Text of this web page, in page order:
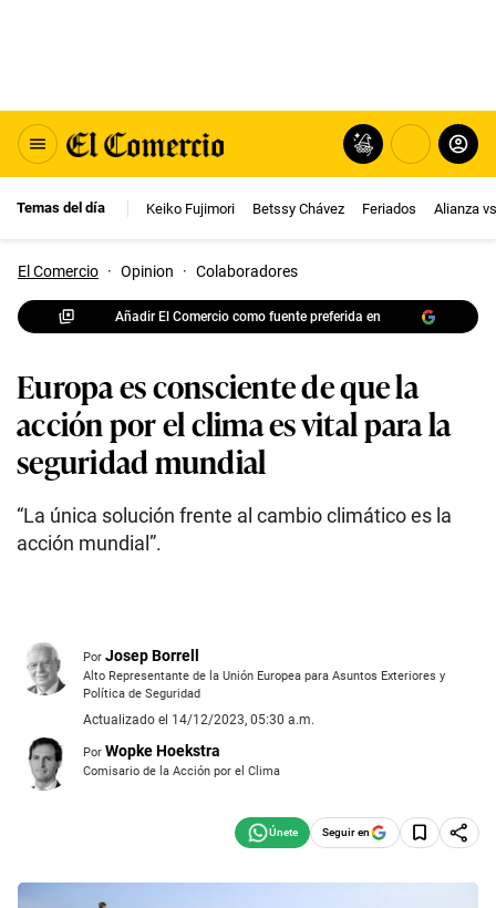
Temas del día Keiko Fujimori Betssy Chávez Feriados Alianza
El Comercio · Opinion · Colaboradores
Añadir El Comercio como fuente preferida en
Europa es consciente de que la
acción por el clima es vital para la
seguridad mundial
“La única solución frente al cambio climático es la
acción mundial”.
Por Josep Borrell
Alto Representante de la Unión Europea para Asuntos Exteriores y
Política de Seguridad
Actualizado el 14/12/2023, 05:30 a.m.
Por Wopke Hoekstra
Comisario de la Acción por el Clima
Seguir en